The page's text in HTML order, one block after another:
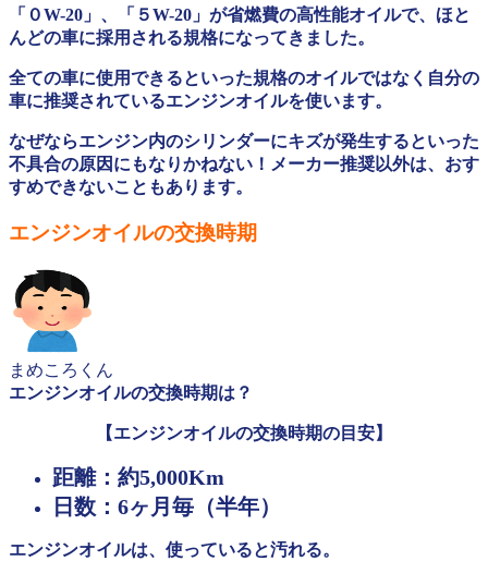
「０W-20」、「５W-20」が省燃費の高性能オイルで、ほと
んどの車に採用される規格になってきました。
全ての車に使用できるといった規格のオイルではなく自分の
車に推奨されているエンジンオイルを使います。
なぜならエンジン内のシリンダーにキズが発生するといった
不具合の原因にもなりかねない！メーカー推奨以外は、おす
すめできないこともあります。
エンジンオイルの交換時期
まめころくん
エンジンオイルの交換時期は？
【エンジンオイルの交換時期の目安】
距離：約5,000Km
日数：6ヶ月毎（半年）
エンジンオイルは、使っていると汚れる。